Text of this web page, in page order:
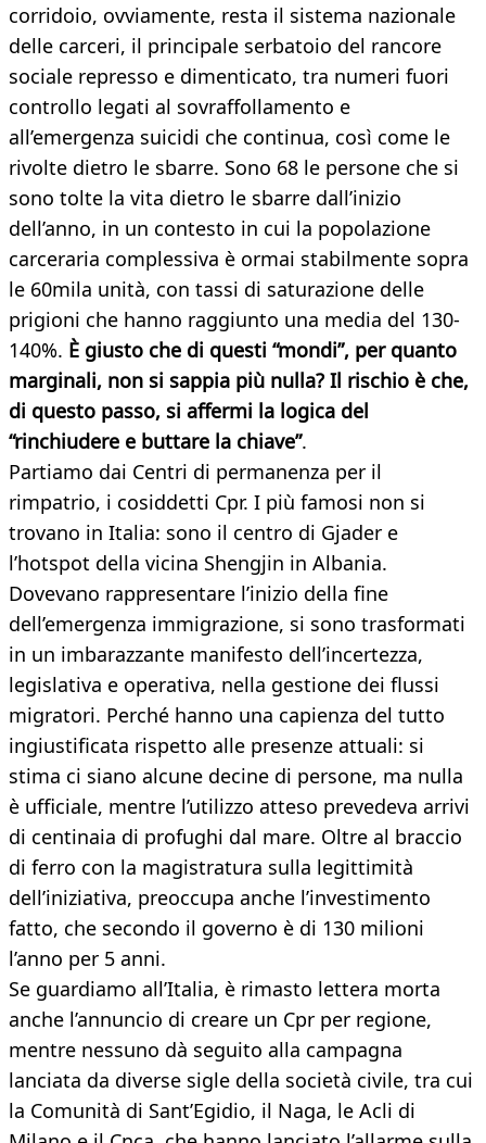
corridoio, ovviamente, resta il sistema nazionale
delle carceri, il principale serbatoio del rancore
sociale represso e dimenticato, tra numeri fuori
controllo legati al sovraffollamento e
all’emergenza suicidi che continua, così come le
rivolte dietro le sbarre. Sono 68 le persone che si
sono tolte la vita dietro le sbarre dall’inizio
dell’anno, in un contesto in cui la popolazione
carceraria complessiva è ormai stabilmente sopra
le 60mila unità, con tassi di saturazione delle
prigioni che hanno raggiunto una media del 130-
140%. È giusto che di questi “mondi”, per quanto
marginali, non si sappia più nulla? Il rischio è che,
di questo passo, si affermi la logica del
“rinchiudere e buttare la chiave”.
Partiamo dai Centri di permanenza per il
rimpatrio, i cosiddetti Cpr. I più famosi non si
trovano in Italia: sono il centro di Gjader e
l’hotspot della vicina Shengjin in Albania.
Dovevano rappresentare l’inizio della fine
dell’emergenza immigrazione, si sono trasformati
in un imbarazzante manifesto dell’incertezza,
legislativa e operativa, nella gestione dei flussi
migratori. Perché hanno una capienza del tutto
ingiustificata rispetto alle presenze attuali: si
stima ci siano alcune decine di persone, ma nulla
è ufficiale, mentre l’utilizzo atteso prevedeva arrivi
di centinaia di profughi dal mare. Oltre al braccio
di ferro con la magistratura sulla legittimità
dell’iniziativa, preoccupa anche l’investimento
fatto, che secondo il governo è di 130 milioni
l’anno per 5 anni.
Se guardiamo all’Italia, è rimasto lettera morta
anche l’annuncio di creare un Cpr per regione,
mentre nessuno dà seguito alla campagna
lanciata da diverse sigle della società civile, tra cui
la Comunità di Sant’Egidio, il Naga, le Acli di